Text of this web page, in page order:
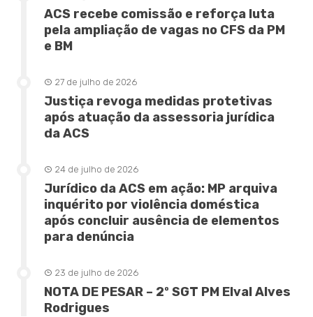
ACS recebe comissão e reforça luta
pela ampliação de vagas no CFS da PM
e BM
27 de julho de 2026
Justiça revoga medidas protetivas
após atuação da assessoria jurídica
da ACS
24 de julho de 2026
Jurídico da ACS em ação: MP arquiva
inquérito por violência doméstica
após concluir ausência de elementos
para denúncia
23 de julho de 2026
NOTA DE PESAR – 2º SGT PM Elval Alves
Rodrigues